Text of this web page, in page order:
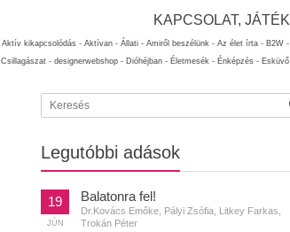
KAPCSOLAT, JÁTÉK
Aktív kikapcsolódás - Aktívan - Állati - Amiről beszélünk - Az élet írta - B2W -
Csillagászat - designerwebshop - Dióhéjban - Életmesék - Énképzés - Esküvő
Legutóbbi adások
19
JÚN
Balatonra fel!
Dr.Kovács Emőke, Pályi Zsófia, Litkey Farkas,
Trokán Péter